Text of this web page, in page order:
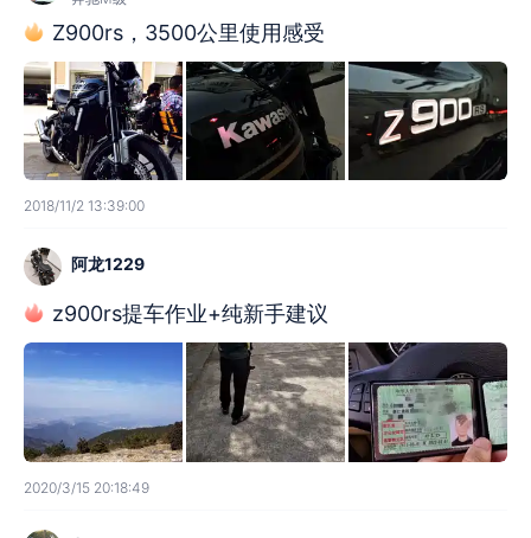
Z900rs，3500公里使用感受
2018/11/2 13:39:00
阿龙1229
z900rs提车作业+纯新手建议
2020/3/15 20:18:49